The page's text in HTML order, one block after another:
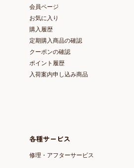
会員ページ
お気に入り
購入履歴
定期購入商品の確認
クーポンの確認
ポイント履歴
入荷案内申し込み商品
各種サービス
修理・アフターサービス